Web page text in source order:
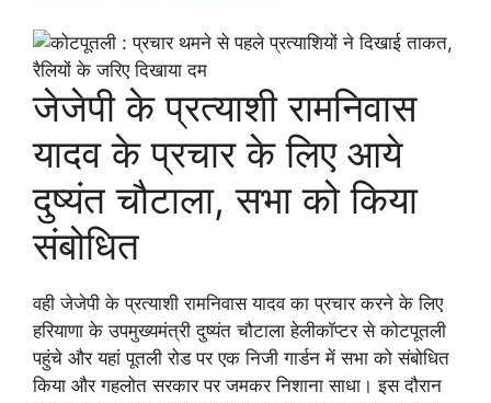
जेजेपी के प्रत्याशी रामनिवास
यादव के प्रचार के लिए आये
दुष्यंत चौटाला, सभा को किया
संबोधित
वही जेजेपी के प्रत्याशी रामनिवास यादव का प्रचार करने के लिए
हरियाणा के उपमुख्यमंत्री दुष्यंत चौटाला हेलीकॉप्टर से कोटपूतली
पहुंचे और यहां पूतली रोड पर एक निजी गार्डन में सभा को संबोधित
किया और गहलोत सरकार पर जमकर निशाना साधा। इस दौरान